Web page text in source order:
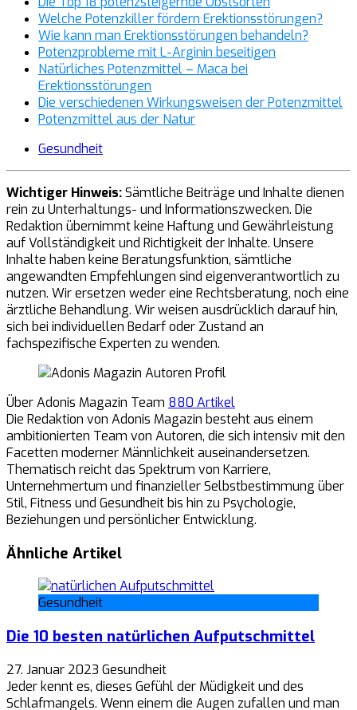
Welche Potenzkiller fördern Erektionsstörungen?
Wie kann man Erektionsstörungen behandeln?
Potenzprobleme mit L-Arginin beseitigen
Natürliches Potenzmittel – Maca bei
Erektionsstörungen
Die verschiedenen Wirkungsweisen der Potenzmittel
Potenzmittel aus der Natur
Gesundheit
Wichtiger Hinweis:Sämtliche Beiträge und Inhalte dienen
rein zu Unterhaltungs- und Informationszwecken. Die
Redaktion übernimmt keine Haftung und Gewährleistung
auf Vollständigkeit und Richtigkeit der Inhalte. Unsere
Inhalte haben keine Beratungsfunktion, sämtliche
angewandten Empfehlungen sind eigenverantwortlich zu
nutzen. Wir ersetzen weder eine Rechtsberatung, noch eine
ärztliche Behandlung. Wir weisen ausdrücklich darauf hin,
sich bei individuellen Bedarf oder Zustand an
fachspezifische Experten zu wenden.
Über Adonis Magazin Team 880 Artikel
Die Redaktion von Adonis Magazin besteht aus einem
ambitionierten Team von Autoren, die sich intensiv mit den
Facetten moderner Männlichkeit auseinandersetzen.
Thematisch reicht das Spektrum von Karriere,
Unternehmertum und finanzieller Selbstbestimmung über
Stil, Fitness und Gesundheit bis hin zu Psychologie,
Beziehungen und persönlicher Entwicklung.
Ähnliche Artikel
Gesundheit
Die 10 besten natürlichen Aufputschmittel
27. Januar 2023 Gesundheit
Jeder kennt es, dieses Gefühl der Müdigkeit und des
Schlafmangels. Wenn einem die Augen zufallen und man